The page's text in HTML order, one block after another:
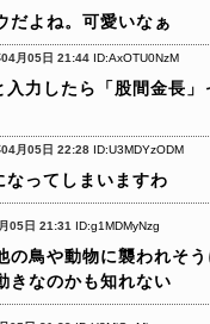
だよね。可愛いなぁ
月05日 21:44 ID:AxOTU0NzM
入力したら「股間金長」
月05日 22:28 ID:U3MDYzODM
なってしまいますわ
05日 21:31 ID:g1MDMyNzg
の鳥や動物に襲われそ
きなのかも知れない